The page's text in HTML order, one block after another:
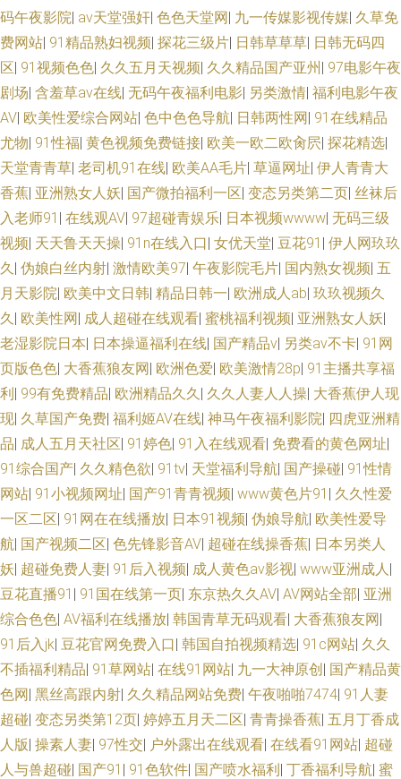
熟妇 伊人大香焦 51视频网站 豆花av 91色原网 91在线网站免费 日本黄色片
福利社区导航 婷婷四色超碰 AV网天天 91操13 三级午夜在线 日本成人A片网
站 91夫妻交换 韩国福利一区 玖玖热精品6 国产性爱在线 欧美成人女同黄
www91黑丝 色婷婷激情网 老司机日屄网 91She视频 大香蕉肏 成人综合剧场
午夜黄色剧场 日韩A片大区 久久精品国产亚州 激情肏屄网 www妞干网 人妖
激情 人人摸人人 欧美大片aa在线 肏逼片久久99 国产自偷自拍 欧美色日韩
典视频 日韩肏屄精品 无码3级片 欧日精品8区 欧美偷拍 午夜局厂91爱爱 影
音资源欧美性爱 avav综合免费 亚洲AB影视 麻豆99入口 久久青青操 超碰77
午夜日韩AV影院 精品二区欧洲 另类色网 亚洲免费成人片 91日韩 欧美专区一
a级影院私人 av蜜臀网址 豆花视频不卡 海角社区最新网址 变态另类av 色中
色色导航 极品韩国无码 最新91高清视频 亚洲性爱视频 变态另类欧美 亚洲色
五月婷婷
码午夜影院| av天堂强奸| 色色天堂网| 九一传媒影视传媒| 久草免
费网站| 91精品熟妇视频| 探花三级片| 日韩草草草| 日韩无码四
区| 91视频色色| 久久五月天视频| 久久精品国产亚州 | 97电影午夜
剧场| 含羞草av在线| 无码午夜福利电影| 另类激情| 福利电影午夜
AV| 欧美性爱综合网站| 色中色色导航| 日韩两性网| 91在线精品
尤物| 91性福| 黄色视频免费链接| 欧美一欧二欧肏屄| 探花精选|
天堂青青草| 老司机91在线| 欧美AA毛片| 草逼网址| 伊人青青大
香蕉| 亚洲熟女人妖| 国产微拍福利一区| 变态另类第二页| 丝袜后
入老师91 | 在线观AV| 97超碰青娱乐| 日本视频wwww| 无码三级
视频| 天天鲁天天操| 91n在线入口| 女优天堂| 豆花91 | 伊人网玖玖
久| 伪娘白丝内射| 激情欧美97| 午夜影院毛片| 国内熟女视频| 五
月天影院| 欧美中文日韩| 精品日韩一| 欧洲成人ab| 玖玖视频久
久| 欧美性网| 成人超碰在线观看| 蜜桃福利视频| 亚洲熟女人妖|
老湿影院日本| 日本操逼福利在线| 国产精品v| 另类av不卡| 91网
页版色色| 大香蕉狼友网| 欧洲色爱| 欧美激情28p| 91主播共享福
利| 99有免费精品| 欧洲精品久久| 久久人妻人人操| 大香蕉伊人现
现| 久草国产免费| 福利姬AV在线| 神马午夜福利影院| 四虎亚洲精
品| 成人五月天社区| 91婷色| 91入在线观看| 免费看的黄色网址|
91综合国产| 久久精色欲| 91tv| 天堂福利导航| 国产操碰| 91性情
网站| 91小视频网址| 国产91青青视频| www黄色片91 | 久久性爱
一区二区| 91网在在线播放| 日本91视频| 伪娘导航| 欧美性爱导
航| 国产视频二区| 色先锋影音AV| 超碰在线操香蕉| 日本另类人
妖| 超碰免费人妻| 91后入视频| 成人黄色av影视| www亚洲成人|
豆花直播91 | 91国在线第一页| 东京热久久AV| AV网站全部| 亚洲
综合色色| AV福利在线播放| 韩国青草无码观看| 大香蕉狼友网|
91后入jk| 豆花官网免费入口| 韩国自拍视频精选| 91c网站| 久久
不插福利精品| 91草网站| 在线91网站| 九一大神原创| 国产精品黄
色网| 黑丝高跟内射| 久久精品网站免费| 午夜啪啪7474| 91人妻
超碰| 变态另类第12页| 婷婷五月天二区| 青青操香蕉| 五月丁香成
人版| 操素人妻| 97性交| 户外露出在线观看| 在线看91网站| 超碰
人与兽超碰| 国产91 | 91色软件| 国产喷水福利| 丁香福利导航| 蜜